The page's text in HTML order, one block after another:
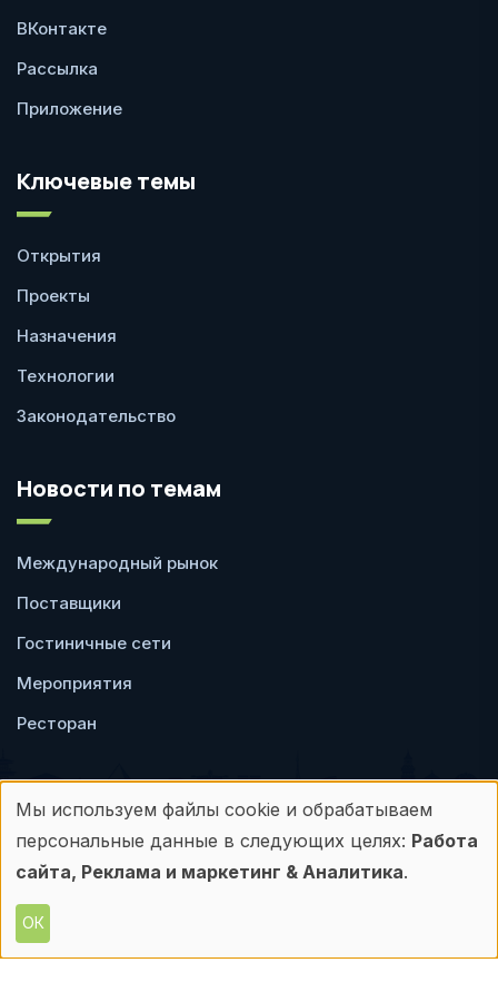
ВКонтакте
Рассылка
Приложение
Ключевые темы
Открытия
Проекты
Назначения
Технологии
Законодательство
Новости по темам
Международный рынок
Поставщики
Гостиничные сети
Мероприятия
Ресторан
Пользовательское
соглашение
Политика
конфиденциальности
Любое использование материалов с данного
Использование
персональных
данных
и
Мы используем файлы cookie и обрабатываем
персональные данные в следующих целях: Работа
сайта, Реклама и маркетинг & Аналитика.
ОК